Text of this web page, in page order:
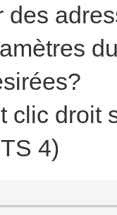
des
clic droit
4)